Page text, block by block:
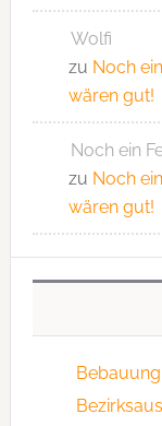
Wolfi
zu Noch
wären gut!
Noch ein
zu Noch
wären gut!
Bebauung